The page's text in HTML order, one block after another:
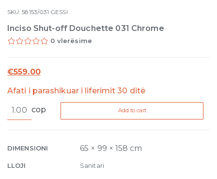
SKU:58153/031 GESSI
Inciso Shut-off Douchette 031 Chrome
0 vlerësime
€559.00
Afati i parashikuar i liferimit 30 ditë
Shut-
031
quantity
cop Add to cart
DIMENSIONI 65 × 99 × 158 cm
LLOJI Sanitari